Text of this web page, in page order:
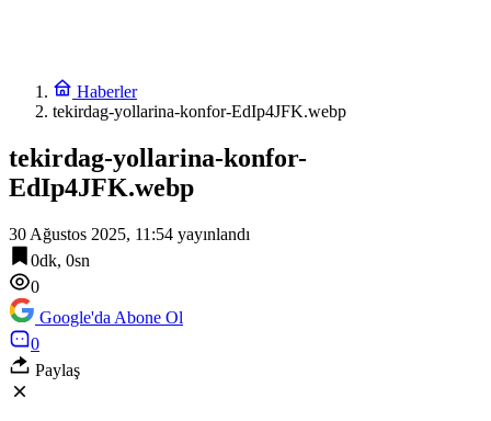
Haberler
tekirdag-yollarina-konfor-EdIp4JFK.webp
tekirdag-yollarina-konfor-
EdIp4JFK.webp
30 Ağustos 2025, 11:54 yayınlandı
0dk, 0sn
0
Google'da Abone Ol
0
Paylaş